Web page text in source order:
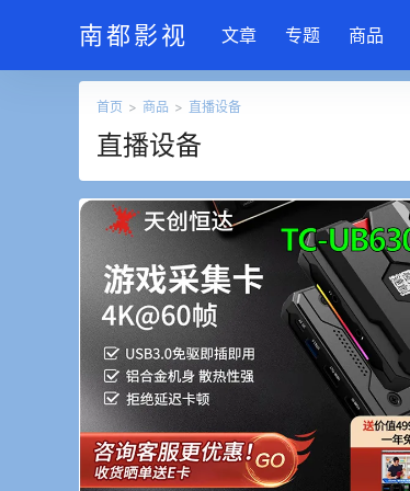
南都影视 文章 专题 商品
首页 > 商品 > 直播设备
直播设备